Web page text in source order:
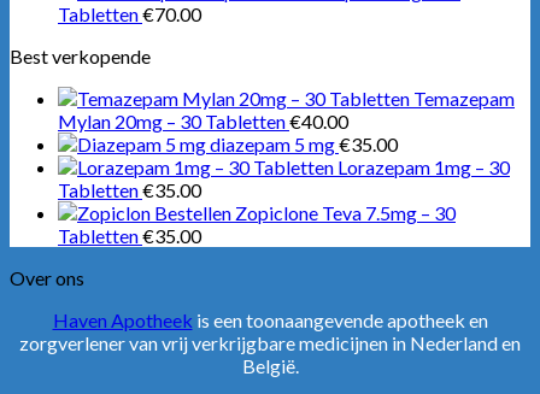
Tabletten€70.00
Best verkopende
Temazepam
Mylan 20mg – 30 Tabletten€40.00
diazepam 5 mg€35.00
Lorazepam 1mg – 30
Tabletten€35.00
Zopiclone Teva 7.5mg – 30
Tabletten€35.00
Over ons
Haven Apotheek is een toonaangevende apotheek en
zorgverlener van vrij verkrijgbare medicijnen in Nederland en
België.